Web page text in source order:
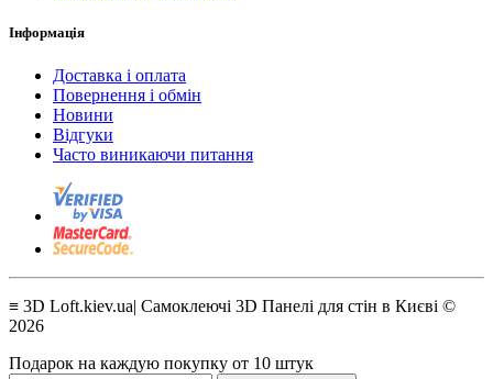
Інформація
Доставка і оплата
Повернення і обмін
Новини
Відгуки
Часто виникаючи питання
≡ 3D Loft.kiev.ua| Самоклеючі 3D Панелі для стін в Києві ©
2026
Подарок на каждую покупку от 10 штук